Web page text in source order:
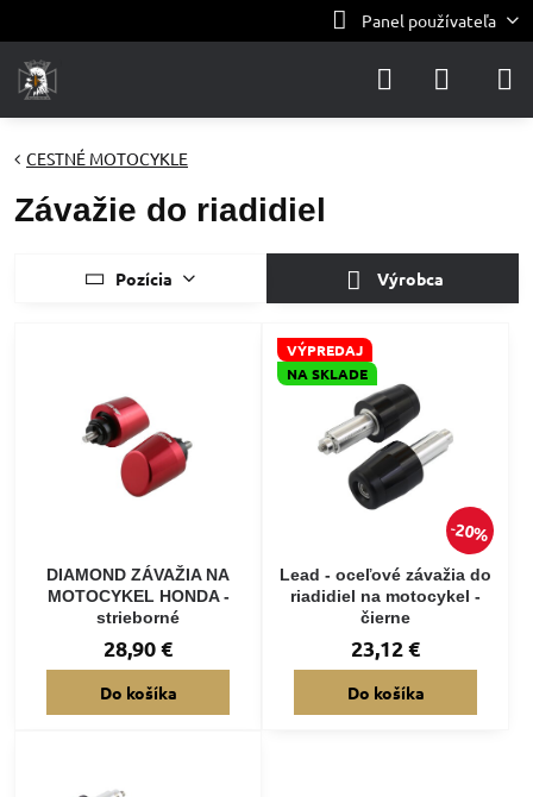
Panel používateľa
CESTNÉ MOTOCYKLE
Závažie do riadidiel
Pozícia Výrobca
DIAMOND ZÁVAŽIA NA
MOTOCYKEL HONDA -
strieborné
28,90 €
Do košíka
20%
VÝPREDAJ
NA SKLADE
Lead - oceľové závažia do
riadidiel na motocykel -
čierne
23,12 €
Do košíka